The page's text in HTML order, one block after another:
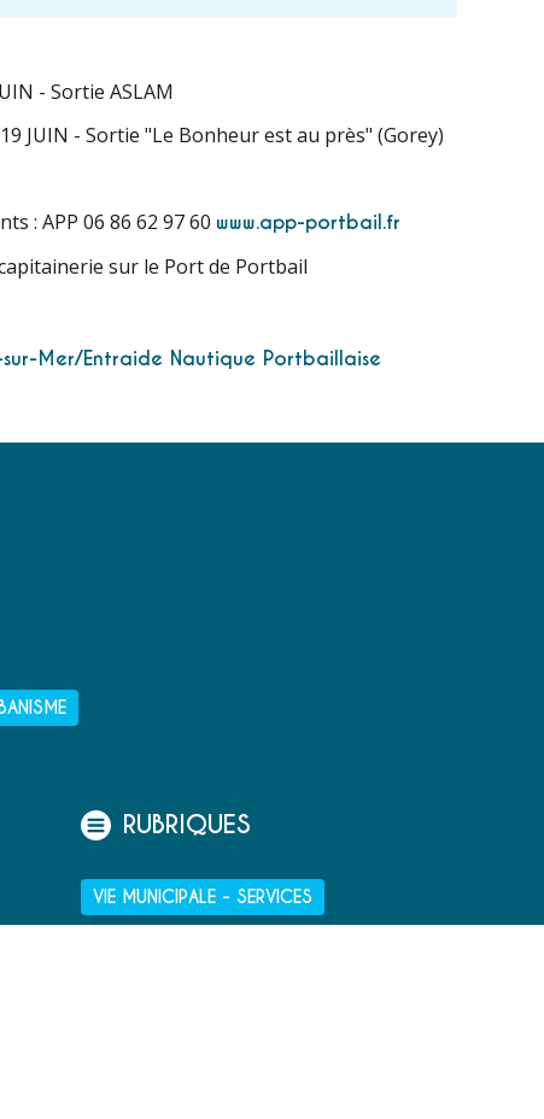
- Sortie ASLAM
JUIN - Sortie "Le Bonheur est au près" (Gorey)
: APP 06 86 62 97 60 www.app-portbail.fr
sur le Port de Portbail
Mer/Entraide Nautique Portbaillaise
RUBRIQUES
VIE MUNICIPALE - SERVICES